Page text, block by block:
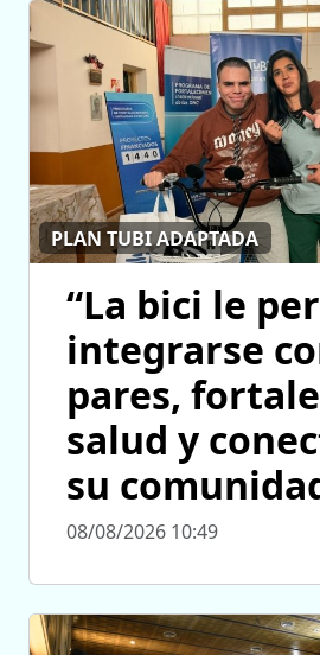
PLAN TUBI ADAPTADA
“La bici le
integrarse
pares,
salud y
su
08/08/2026 10:49